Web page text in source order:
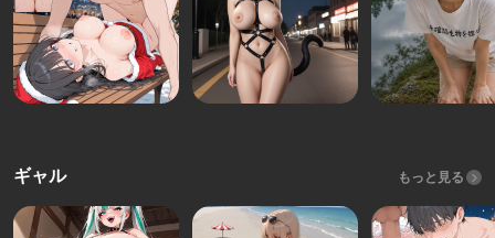
ギャル もっと見る